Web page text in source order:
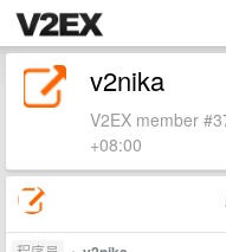
v2nika
V2EX member
+08:00